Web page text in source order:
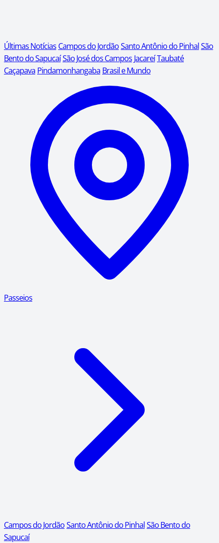
Últimas Notícias Campos do JordãoSanto Antônio do PinhalSão
Bento do SapucaíSão José dos Campos JacareíTaubaté
Caçapava Pindamonhangaba Brasil e Mundo
Passeios
Campos do JordãoSanto Antônio do PinhalSão Bento do
Sapucaí